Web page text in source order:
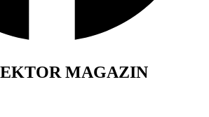
MAGAZIN